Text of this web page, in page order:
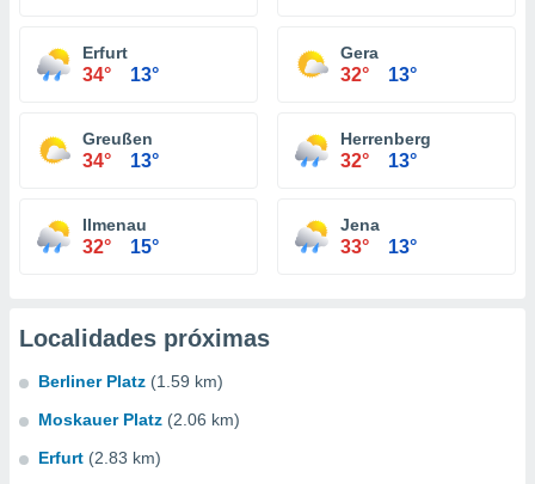
Erfurt
34° 13°
Gera
32° 13°
Greußen
34° 13°
Herrenberg
32° 13°
Ilmenau
32° 15°
Jena
33° 13°
Localidades próximas
Berliner Platz (1.59 km)
Moskauer Platz (2.06 km)
Erfurt (2.83 km)